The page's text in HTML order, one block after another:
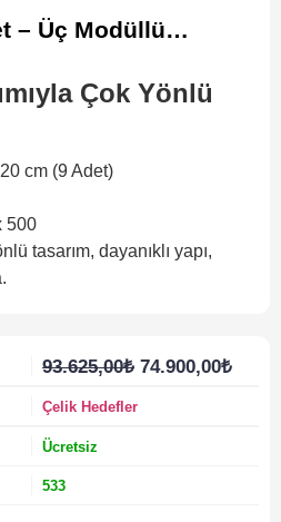
– Üç Modüllü
Çok Yönlü
cm (9 Adet)
500
tasarım, dayanıklı yapı,
93.625,00₺ 74.900,00₺
Çelik Hedefler
Ücretsiz
533